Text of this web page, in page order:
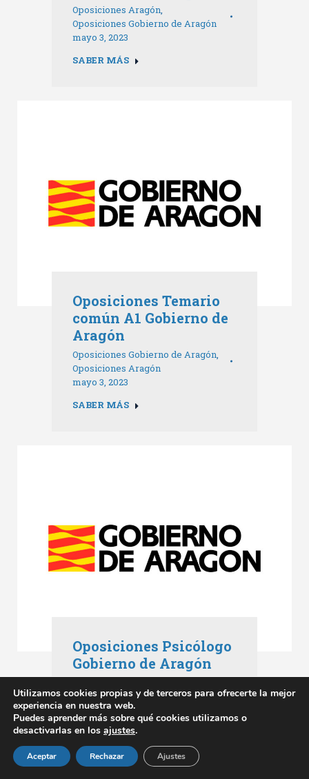
Oposiciones Aragón
Oposiciones Gobierno de Aragón
mayo 3, 2023
SABER MÁS
Oposiciones Temario
común A1 Gobierno de
Aragón
Oposiciones Gobierno de Aragón,
Oposiciones Aragón
mayo 3, 2023
SABER MÁS
Oposiciones Psicólogo
Gobierno de Aragón
Oposiciones Gobierno de Aragón
mayo 3, 2023
SABER MÁS
Utilizamos cookies propias y de terceros para ofrecerte la mejor
experiencia en nuestra web.
Puedes aprender más sobre qué cookies utilizamos o
desactivarlas en los ajustes.
Aceptar Rechazar Ajustes